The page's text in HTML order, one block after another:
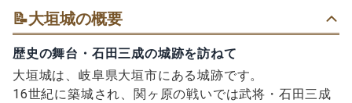
📝大垣城の概要
歴史の舞台・石田三成の城跡を訪ねて
大垣城は、岐阜県大垣市にある城跡です。
16世紀に築城され、関ヶ原の戦いでは武将・石田三成